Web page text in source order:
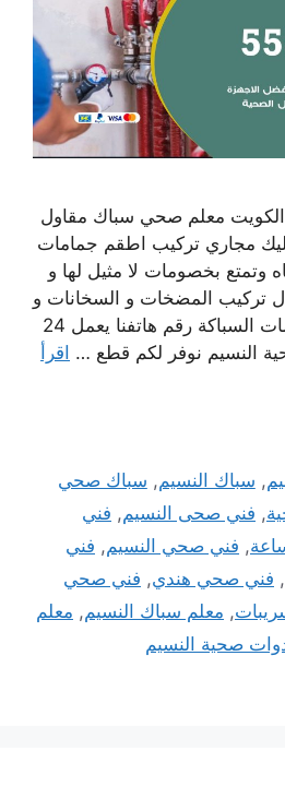
معلم صحي سباك مقاول
مجاري تركيب اطقم جمامات
وتمتع بخصومات لا مثيل لها و
تركيب المضخات و السخانات و
الفلاتر و غيرها من خدمات السباكة رقم هاتفنا يعمل 24
النسيم نوفر لكم قطع … اقرأ
, سباك النسيم, سباك صحي
, فني صحى النسيم, فني
, فني صحي النسيم, فني
, فني صحي هندي, فني صحي
, معلم سباك النسيم, معلم
صحية النسيم